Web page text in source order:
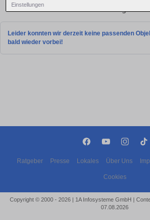
Einstellungen
Aktuelle Wohnung zum
Leider konnten wir derzeit keine passenden
bald wieder vorbei!
Ratgeber Presse Lokales Über Uns
Cookies
Copyright © 2000 - 2026 | 1A Infosysteme GmbH |
07.08.2026